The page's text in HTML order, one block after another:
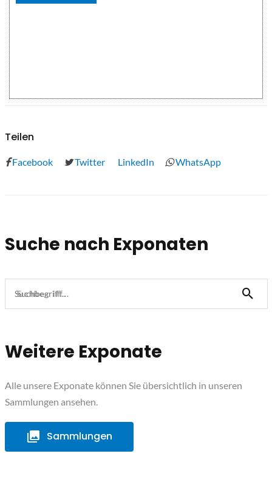
Teilen
Facebook Twitter LinkedIn WhatsApp
Suche nach Exponaten
Suchbegriff...
Weitere Exponate
Alle unsere Exponate können Sie übersichtlich in unseren
Sammlungen ansehen.
Sammlungen